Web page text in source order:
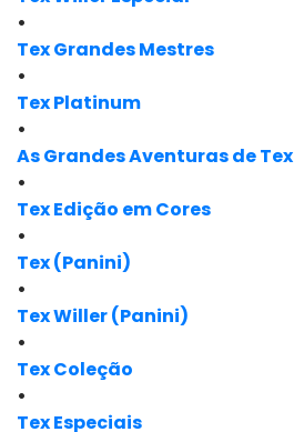
•
Tex Grandes Mestres
•
Tex Platinum
•
As Grandes Aventuras de Tex
•
Tex Edição em Cores
•
Tex (Panini)
•
Tex Willer (Panini)
•
Tex Coleção
•
Tex Especiais